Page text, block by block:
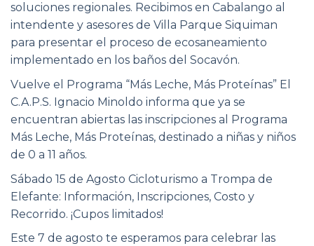
soluciones regionales. Recibimos en Cabalango al
intendente y asesores de Villa Parque Siquiman
para presentar el proceso de ecosaneamiento
implementado en los baños del Socavón.
Vuelve el Programa “Más Leche, Más Proteínas” El
C.A.P.S. Ignacio Minoldo informa que ya se
encuentran abiertas las inscripciones al Programa
Más Leche, Más Proteínas, destinado a niñas y niños
de 0 a 11 años.
Sábado 15 de Agosto Cicloturismo a Trompa de
Elefante: Información, Inscripciones, Costo y
Recorrido. ¡Cupos limitados!
Este 7 de agosto te esperamos para celebrar las